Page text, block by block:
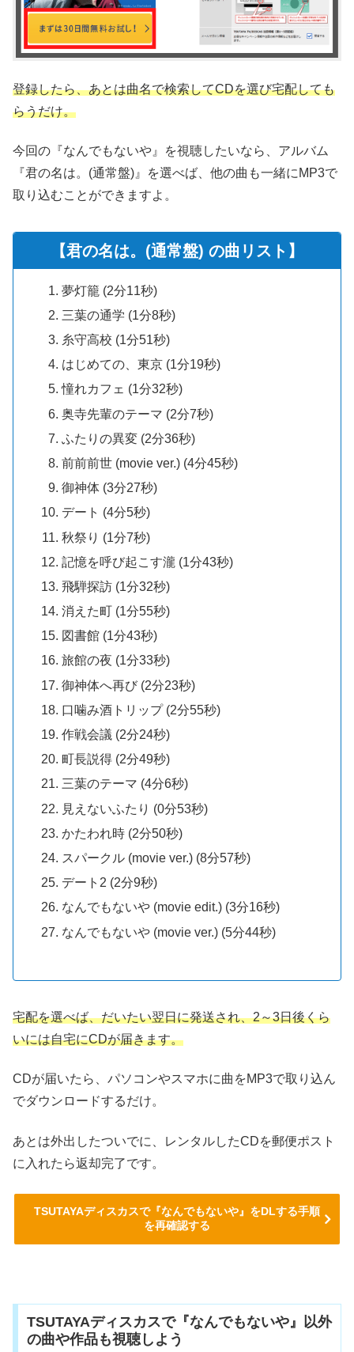
登録したら、あとは曲名で検索してCDを選び宅配しても
らうだけ。
今回の『なんでもないや』を視聴したいなら、アルバム
『君の名は。(通常盤)』を選べば、他の曲も一緒にMP3で
取り込むことができますよ。
【君の名は。(通常盤) の曲リスト】
夢灯籠 (2分11秒)
三葉の通学 (1分8秒)
糸守高校 (1分51秒)
はじめての、東京 (1分19秒)
憧れカフェ (1分32秒)
奥寺先輩のテーマ (2分7秒)
ふたりの異変 (2分36秒)
前前前世 (movie ver.) (4分45秒)
御神体 (3分27秒)
デート (4分5秒)
秋祭り (1分7秒)
記憶を呼び起こす瀧 (1分43秒)
飛騨探訪 (1分32秒)
消えた町 (1分55秒)
図書館 (1分43秒)
旅館の夜 (1分33秒)
御神体へ再び (2分23秒)
口噛み酒トリップ (2分55秒)
作戦会議 (2分24秒)
町長説得 (2分49秒)
三葉のテーマ (4分6秒)
見えないふたり (0分53秒)
かたわれ時 (2分50秒)
スパークル (movie ver.) (8分57秒)
デート2 (2分9秒)
なんでもないや (movie edit.) (3分16秒)
なんでもないや (movie ver.) (5分44秒)
宅配を選べば、だいたい翌日に発送され、2～3日後くら
いには自宅にCDが届きます。
CDが届いたら、パソコンやスマホに曲をMP3で取り込ん
でダウンロードするだけ。
あとは外出したついでに、レンタルしたCDを郵便ポスト
に入れたら返却完了です。
TSUTAYAディスカスで『なんでもないや』をDLする手順
を再確認する
TSUTAYAディスカスで『なんでもないや』以外
の曲や作品も視聴しよう